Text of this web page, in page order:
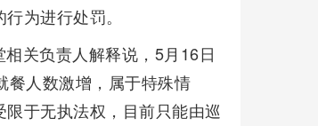
为进行处罚。
关负责人解释说，5月16日
餐人数激增，属于特殊情
于无执法权，目前只能由巡